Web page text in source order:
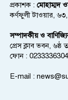
প্রকাশক : মোহাম্মদ
কর্ণফুলী টাওয়ার,
সম্পাদকীয় ও
প্রেস ক্লাব ভবন, ৬ষ্ঠ
ফোন :
E-mail :